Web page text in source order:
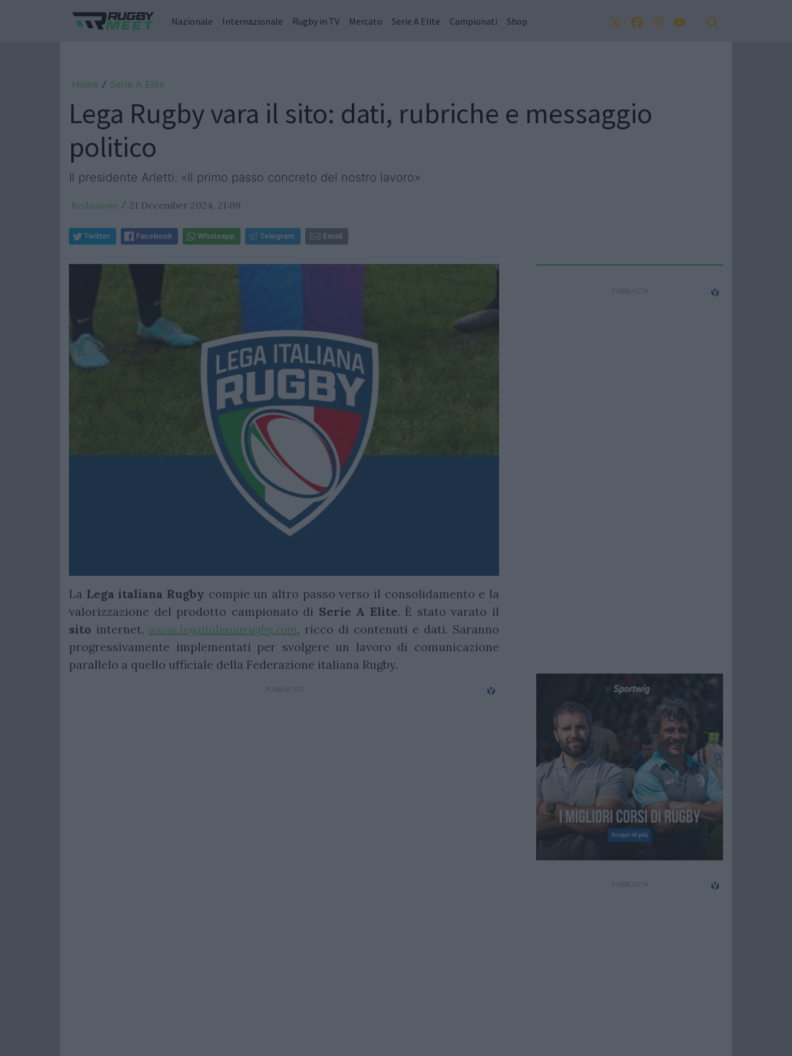
Nazionale Internazionale Rugby in TV Mercato Serie A Elite Campionati Shop
Home / Serie A Elite
Lega Rugby vara il sito: dati, rubriche e messaggio
politico
Il presidente Arletti: «Il primo passo concreto del nostro lavoro»
Redazione / 21 December 2024, 21:09
Twitter Facebook Whatsapp Telegram Email
La Lega italiana Rugby compie un altro passo verso il consolidamento e la
valorizzazione del prodotto campionato di Serie A Elite. È stato varato il
sito internet, www.legaitalianarugby.com, ricco di contenuti e dati. Saranno
progressivamente implementati per svolgere un lavoro di comunicazione
parallelo a quello ufficiale della Federazione italiana Rugby.